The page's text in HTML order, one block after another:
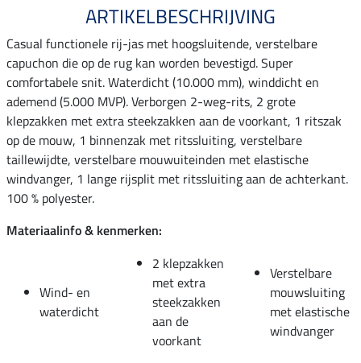
ARTIKELBESCHRIJVING
Casual functionele rij-jas met hoogsluitende, verstelbare
capuchon die op de rug kan worden bevestigd. Super
comfortabele snit. Waterdicht (10.000 mm), winddicht en
ademend (5.000 MVP). Verborgen 2-weg-rits, 2 grote
klepzakken met extra steekzakken aan de voorkant, 1 ritszak
op de mouw, 1 binnenzak met ritssluiting, verstelbare
taillewijdte, verstelbare mouwuiteinden met elastische
windvanger, 1 lange rijsplit met ritssluiting aan de achterkant.
100 % polyester.
Materiaalinfo & kenmerken:
Wind- en
waterdicht
2 klepzakken
met extra
steekzakken
aan de
voorkant
Verstelbare
mouwsluiting
met elastische
windvanger